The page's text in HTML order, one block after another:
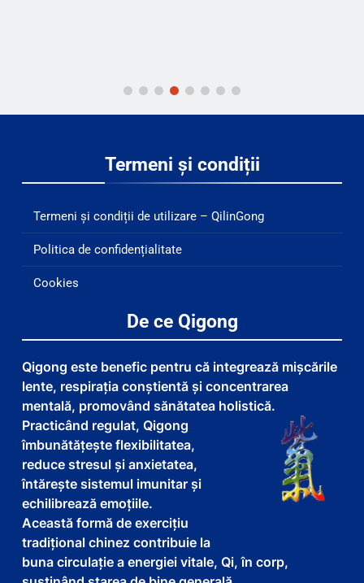
Termeni și condiții
Termeni și condiții de utilizare – QilinGong
Politica de confidențialitate
Cookies
De ce Qigong
Qigong este benefic pentru că integrează mișcările
lente, respirația conștientă și concentrarea
mentală, promovând sănătatea holistică.
Practicând regulat, Qigong
îmbunătățește flexibilitatea,
reduce stresul și anxietatea,
întărește sistemul imunitar și
echilibrează emoțiile.
Această formă de exercițiu
tradițional chinez contribuie la
buna circulație a energiei vitale, Qi, în corp,